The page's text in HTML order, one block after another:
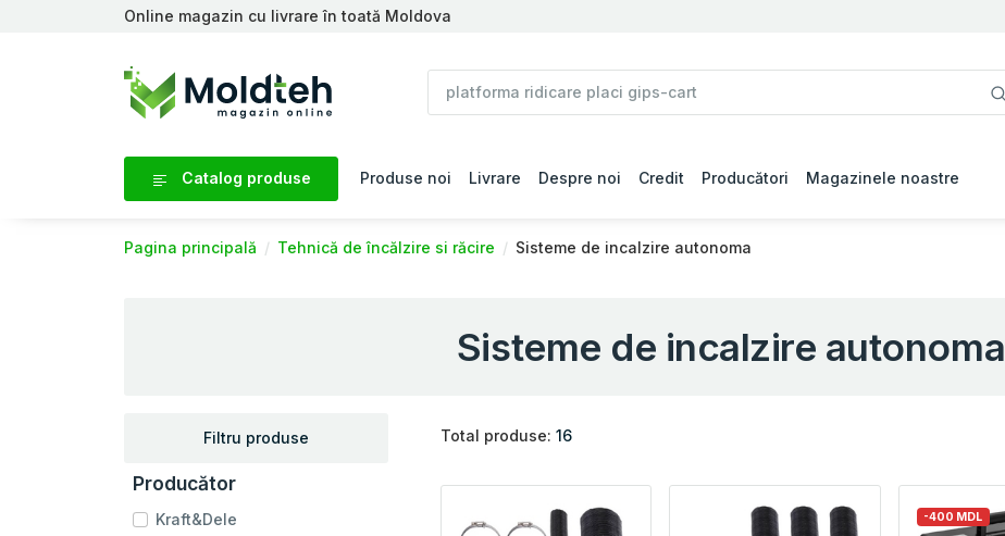
Online magazin cu livrare în toată Moldova
Catalog produse Produse noi Livrare Despre noi Credit Producători Magazinele noastre
Pagina principală Tehnică de încălzire si răcire Sisteme de incalzire autonoma
Sisteme de incalzire autonoma
Filtru produse
Producător
Kraft&Dele
Total produse: 16
-400 MDL